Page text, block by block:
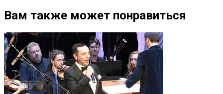
Вам также может понравиться